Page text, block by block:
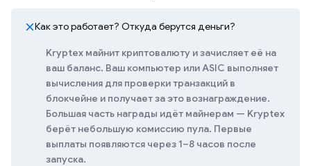
Как это работает? Откуда берутся деньги?
Kryptex майнит криптовалюту и зачисляет её на
ваш баланс. Ваш компьютер или ASIC выполняет
вычисления для проверки транзакций в
блокчейне и получает за это вознаграждение.
Большая часть награды идёт майнерам — Kryptex
берёт небольшую комиссию пула. Первые
выплаты появляются через 1–8 часов после
запуска.